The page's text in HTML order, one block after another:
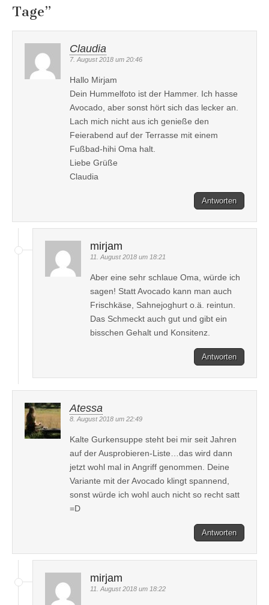
Tage”
Claudia
7. August 2018 um 20:46
Hallo Mirjam
Dein Hummelfoto ist der Hammer. Ich hasse
Avocado, aber sonst hört sich das lecker an.
Lach mich nicht aus ich genieße den
Feierabend auf der Terrasse mit einem
Fußbad-hihi Oma halt.
Liebe Grüße
Claudia
Antworten
mirjam
11. August 2018 um 18:21
Aber eine sehr schlaue Oma, würde ich
sagen! Statt Avocado kann man auch
Frischkäse, Sahnejoghurt o.ä. reintun.
Das Schmeckt auch gut und gibt ein
bisschen Gehalt und Konsitenz.
Antworten
Atessa
8. August 2018 um 22:49
Kalte Gurkensuppe steht bei mir seit Jahren
auf der Ausprobieren-Liste…das wird dann
jetzt wohl mal in Angriff genommen. Deine
Variante mit der Avocado klingt spannend,
sonst würde ich wohl auch nicht so recht satt
=D
Antworten
mirjam
11. August 2018 um 18:22